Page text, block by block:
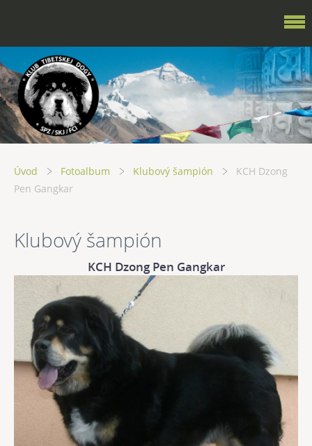
Úvod Fotoalbum Klubový šampión
KCH Dzong
Pen Gangkar
Klubový šampión
KCH Dzong Pen Gangkar